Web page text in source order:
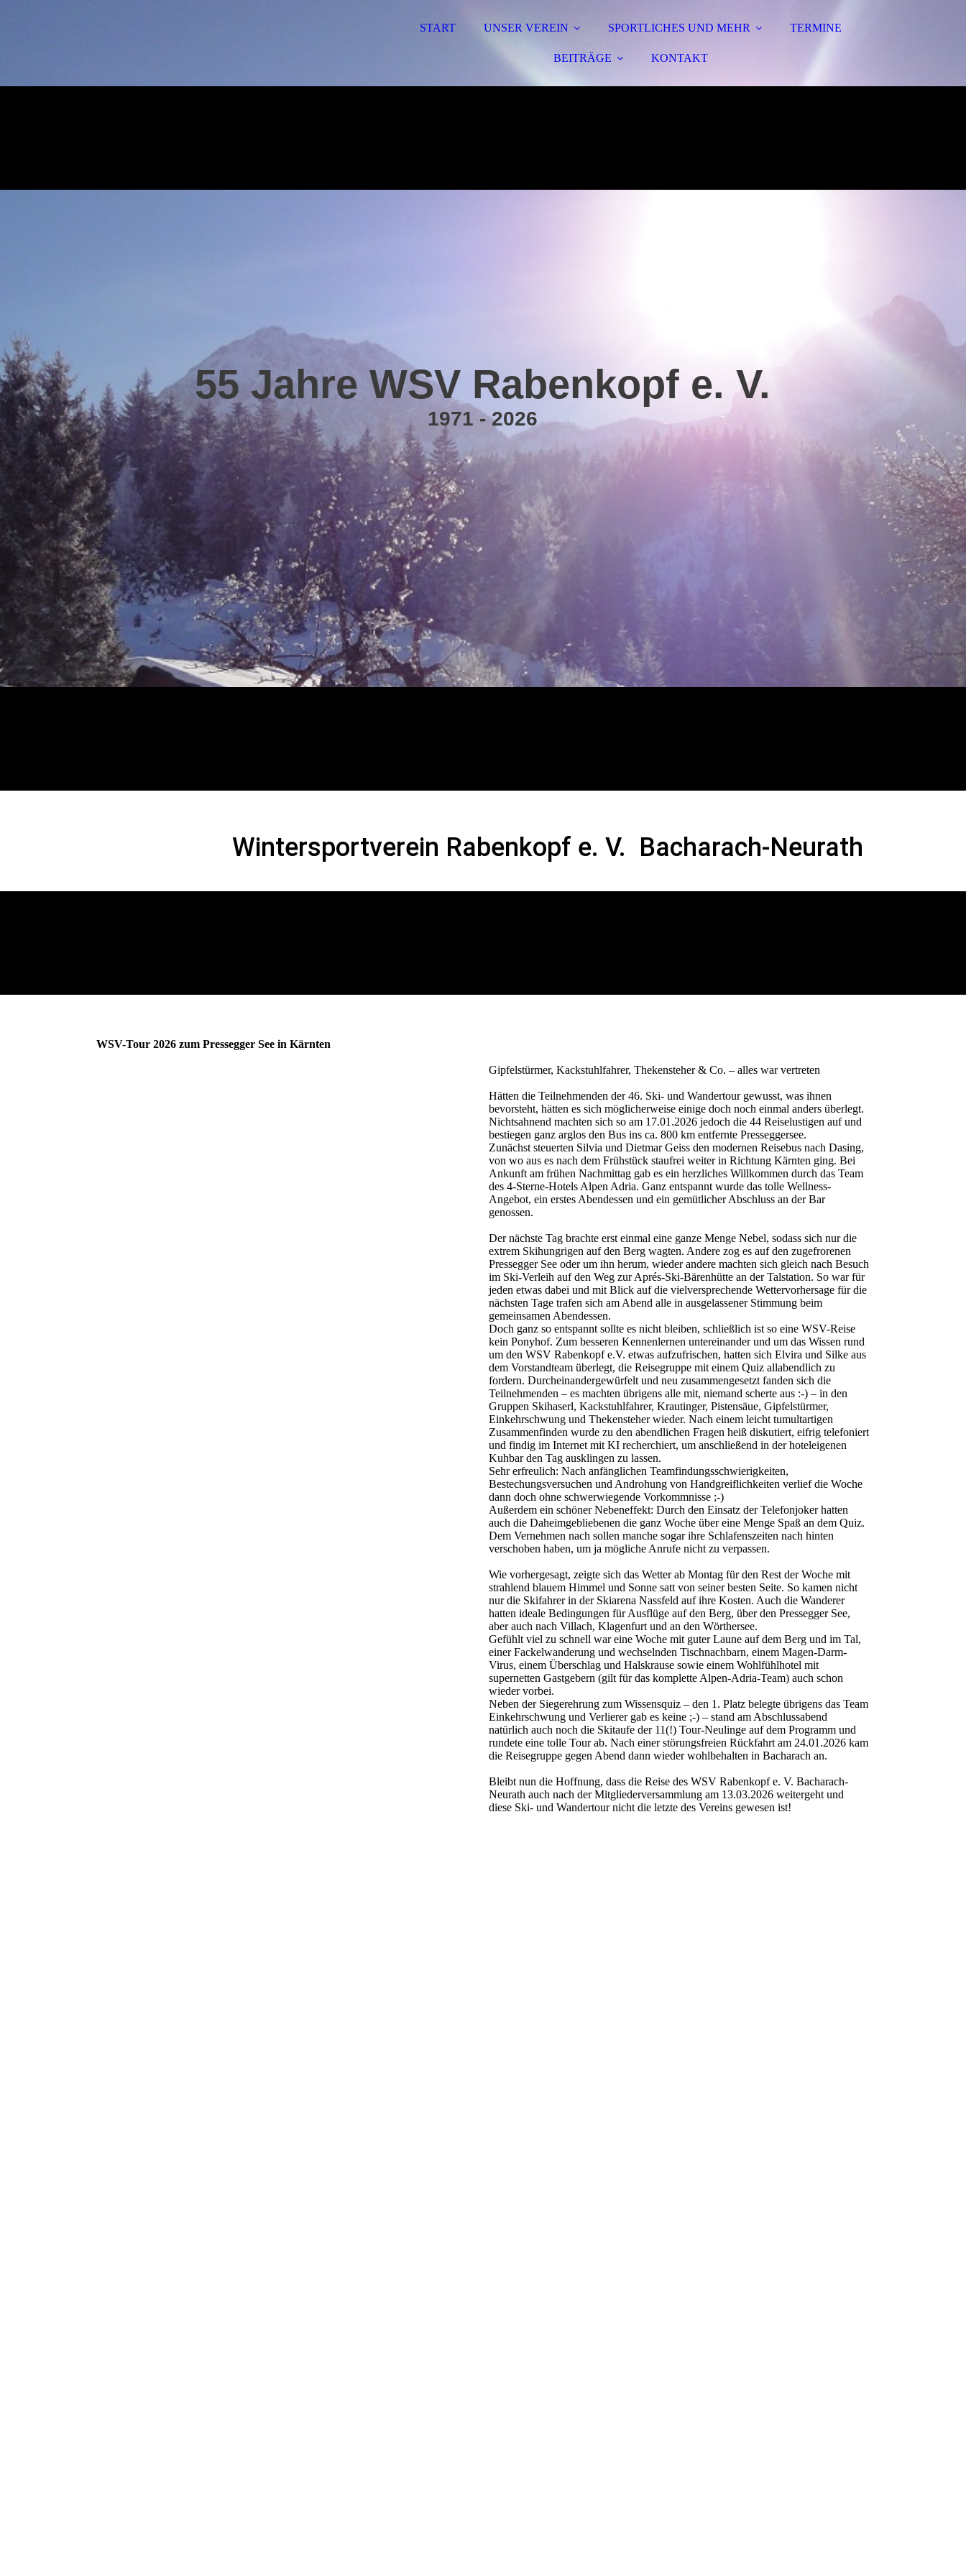
START UNSER VEREIN SPORTLICHES UND MEHR TERMINE
BEITRÄGE KONTAKT
55 Jahre WSV Rabenkopf e. V.
1971 - 2026
Wintersportverein Rabenkopf e. V. Bacharach-Neurath
WSV-Tour 2026 zum Pressegger See in Kärnten
Gipfelstürmer, Kackstuhlfahrer, Thekensteher & Co. – alles war vertreten
Hätten die Teilnehmenden der 46. Ski- und Wandertour gewusst, was ihnen
bevorsteht, hätten es sich möglicherweise einige doch noch einmal anders überlegt.
Nichtsahnend machten sich so am 17.01.2026 jedoch die 44 Reiselustigen auf und
bestiegen ganz arglos den Bus ins ca. 800 km entfernte Presseggersee.
Zunächst steuerten Silvia und Dietmar Geiss den modernen Reisebus nach Dasing,
von wo aus es nach dem Frühstück staufrei weiter in Richtung Kärnten ging. Bei
Ankunft am frühen Nachmittag gab es ein herzliches Willkommen durch das Team
des 4-Sterne-Hotels Alpen Adria. Ganz entspannt wurde das tolle Wellness-
Angebot, ein erstes Abendessen und ein gemütlicher Abschluss an der Bar
genossen.
Der nächste Tag brachte erst einmal eine ganze Menge Nebel, sodass sich nur die
extrem Skihungrigen auf den Berg wagten. Andere zog es auf den zugefrorenen
Pressegger See oder um ihn herum, wieder andere machten sich gleich nach Besuch
im Ski-Verleih auf den Weg zur Aprés-Ski-Bärenhütte an der Talstation. So war für
jeden etwas dabei und mit Blick auf die vielversprechende Wettervorhersage für die
nächsten Tage trafen sich am Abend alle in ausgelassener Stimmung beim
gemeinsamen Abendessen.
Doch ganz so entspannt sollte es nicht bleiben, schließlich ist so eine WSV-Reise
kein Ponyhof. Zum besseren Kennenlernen untereinander und um das Wissen rund
um den WSV Rabenkopf e.V. etwas aufzufrischen, hatten sich Elvira und Silke aus
dem Vorstandteam überlegt, die Reisegruppe mit einem Quiz allabendlich zu
fordern. Durcheinandergewürfelt und neu zusammengesetzt fanden sich die
Teilnehmenden – es machten übrigens alle mit, niemand scherte aus :-) – in den
Gruppen Skihaserl, Kackstuhlfahrer, Krautinger, Pistensäue, Gipfelstürmer,
Einkehrschwung und Thekensteher wieder. Nach einem leicht tumultartigen
Zusammenfinden wurde zu den abendlichen Fragen heiß diskutiert, eifrig telefoniert
und findig im Internet mit KI recherchiert, um anschließend in der hoteleigenen
Kuhbar den Tag ausklingen zu lassen.
Sehr erfreulich: Nach anfänglichen Teamfindungsschwierigkeiten,
Bestechungsversuchen und Androhung von Handgreiflichkeiten verlief die Woche
dann doch ohne schwerwiegende Vorkommnisse ;-)
Außerdem ein schöner Nebeneffekt: Durch den Einsatz der Telefonjoker hatten
auch die Daheimgebliebenen die ganz Woche über eine Menge Spaß an dem Quiz.
Dem Vernehmen nach sollen manche sogar ihre Schlafenszeiten nach hinten
verschoben haben, um ja mögliche Anrufe nicht zu verpassen.
Wie vorhergesagt, zeigte sich das Wetter ab Montag für den Rest der Woche mit
strahlend blauem Himmel und Sonne satt von seiner besten Seite. So kamen nicht
nur die Skifahrer in der Skiarena Nassfeld auf ihre Kosten. Auch die Wanderer
hatten ideale Bedingungen für Ausflüge auf den Berg, über den Pressegger See,
aber auch nach Villach, Klagenfurt und an den Wörthersee.
Gefühlt viel zu schnell war eine Woche mit guter Laune auf dem Berg und im Tal,
einer Fackelwanderung und wechselnden Tischnachbarn, einem Magen-Darm-
Virus, einem Überschlag und Halskrause sowie einem Wohlfühlhotel mit
supernetten Gastgebern (gilt für das komplette Alpen-Adria-Team) auch schon
wieder vorbei.
Neben der Siegerehrung zum Wissensquiz – den 1. Platz belegte übrigens das Team
Einkehrschwung und Verlierer gab es keine ;-) – stand am Abschlussabend
natürlich auch noch die Skitaufe der 11(!) Tour-Neulinge auf dem Programm und
rundete eine tolle Tour ab. Nach einer störungsfreien Rückfahrt am 24.01.2026 kam
die Reisegruppe gegen Abend dann wieder wohlbehalten in Bacharach an.
Bleibt nun die Hoffnung, dass die Reise des WSV Rabenkopf e. V. Bacharach-
Neurath auch nach der Mitgliederversammlung am 13.03.2026 weitergeht und
diese Ski- und Wandertour nicht die letzte des Vereins gewesen ist!